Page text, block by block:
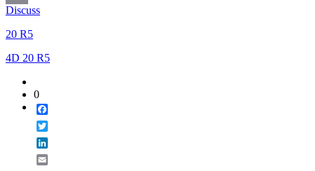
Email
Discuss
20 R5
4D 20 R5
0